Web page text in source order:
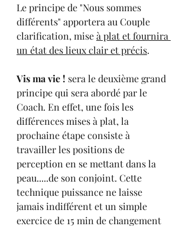
Le principe de "Nous sommes
différents" apportera au Couple
clarification, mise à plat et fournira
un état des lieux clair et précis.
Vis ma vie ! sera le deuxième grand
principe qui sera abordé par le
Coach. En effet, une fois les
différences mises à plat, la
prochaine étape consiste à
travailler les positions de
perception en se mettant dans la
peau.....de son conjoint. Cette
technique puissance ne laisse
jamais indifférent et un simple
exercice de 15 min de changement